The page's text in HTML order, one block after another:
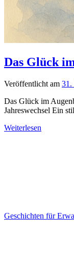
Das Glück
Veröffentlicht am 31.
Das Glück im
Jahreswechsel Ein
Weiterlesen
Geschichten für